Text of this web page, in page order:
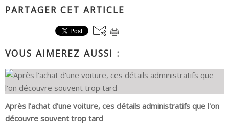
PARTAGER CET ARTICLE
VOUS AIMEREZ AUSSI :
Après l'achat d'une voiture, ces détails administratifs que l'on
découvre souvent trop tard